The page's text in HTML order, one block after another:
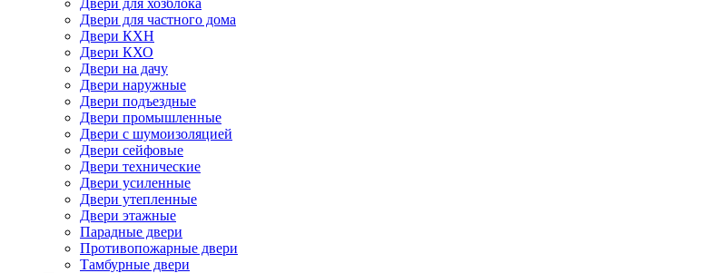
Двери для хозблока
Двери для частного дома
Двери КХН
Двери КХО
Двери на дачу
Двери наружные
Двери подъездные
Двери промышленные
Двери с шумоизоляцией
Двери сейфовые
Двери технические
Двери усиленные
Двери утепленные
Двери этажные
Парадные двери
Противопожарные двери
Тамбурные двери